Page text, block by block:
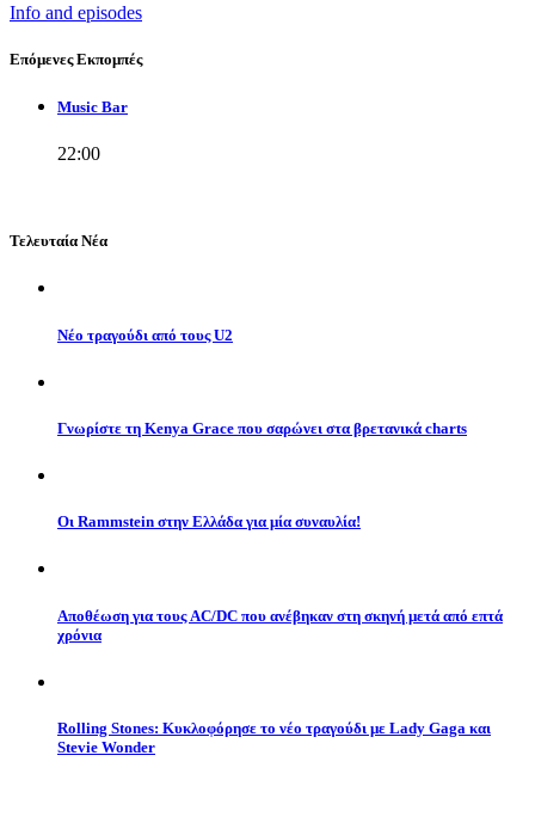
Info and episodes
Επόμενες Εκπομπές
Music Bar
22:00
Τελευταία Νέα
Νέο τραγούδι από τους U2
Γνωρίστε τη Kenya Grace που σαρώνει στα βρετανικά charts
Οι Rammstein στην Ελλάδα για μία συναυλία!
Αποθέωση για τους AC/DC που ανέβηκαν στη σκηνή μετά από επτά
χρόνια
Rolling Stones: Κυκλοφόρησε το νέο τραγούδι με Lady Gaga και
Stevie Wonder